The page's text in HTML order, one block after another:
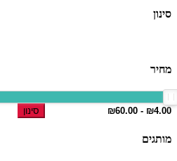
סינון
מחיר
סינון
מותגים